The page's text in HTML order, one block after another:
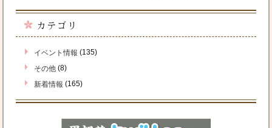
カテゴリ
イベント情報 (135)
その他(8)
新着情報 (165)